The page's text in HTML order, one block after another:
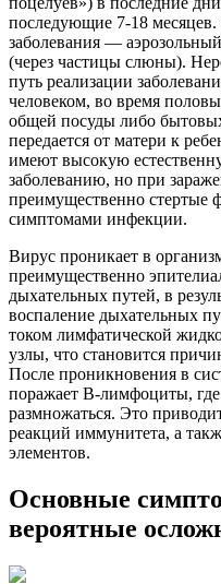
последующие 7-18
заболевания —
(через частицы слюны).
путь реализации
человеком, во время
общей посуды либо
передается от матери к
имеют высокую
заболеванию, но при
преимущественно
симптомами инфекции.
Вирус проникает в
преимущественно
дыхательных путей, в
воспаление дыхательных
током лимфатической
узлы, что становится
После проникновения в
поражает B-лимфоциты,
размножаться. Это
реакций иммунитета, а
элементов.
Основные
вероятные